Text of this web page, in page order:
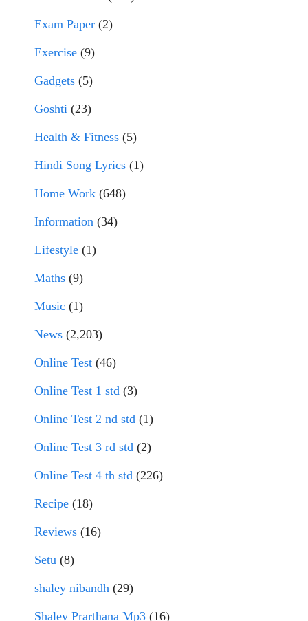
Exam Paper (2)
Exercise (9)
Gadgets (5)
Goshti (23)
Health & Fitness (5)
Hindi Song Lyrics (1)
Home Work (648)
Information (34)
Lifestyle (1)
Maths (9)
Music (1)
News (2,203)
Online Test (46)
Online Test 1 std (3)
Online Test 2 nd std (1)
Online Test 3 rd std (2)
Online Test 4 th std (226)
Recipe (18)
Reviews (16)
Setu (8)
shaley nibandh (29)
Shaley Prarthana Mp3 (16)